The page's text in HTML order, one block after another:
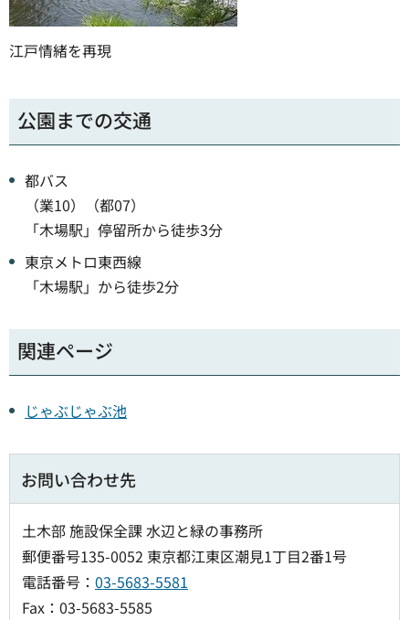
江戸情緒を再現
公園までの交通
都バス
（業10）（都07）
「木場駅」停留所から徒歩3分
東京メトロ東西線
「木場駅」から徒歩2分
関連ページ
じゃぶじゃぶ池
お問い合わせ先
土木部 施設保全課 水辺と緑の事務所
郵便番号135-0052 東京都江東区潮見1丁目2番1号
電話番号： 03-5683-5581
Fax：03-5683-5585